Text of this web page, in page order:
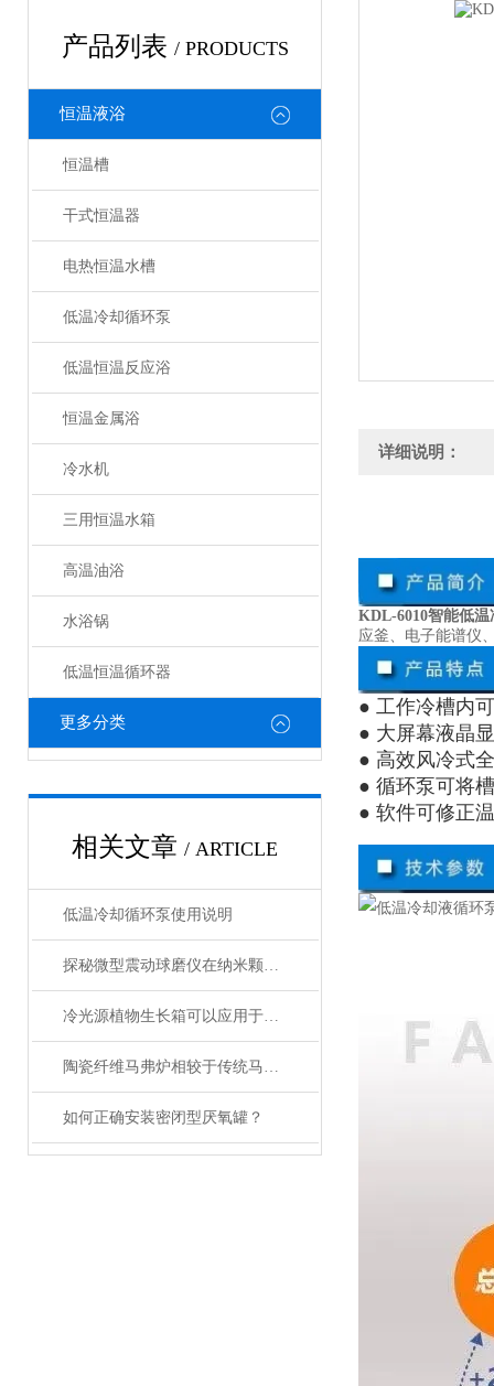
产品列表 / PRODUCTS
恒温液浴
恒温槽
干式恒温器
电热恒温水槽
低温冷却循环泵
低温恒温反应浴
恒温金属浴
冷水机
三用恒温水箱
高温油浴
水浴锅
低温恒温循环器
更多分类
相关文章 / ARTICLE
低温冷却循环泵使用说明
探秘微型震动球磨仪在纳米颗粒制备中的关键作用
冷光源植物生长箱可以应用于各种植物的生长
陶瓷纤维马弗炉相较于传统马弗炉有哪些提升？
如何正确安装密闭型厌氧罐？
详细说明：
KDL-6010智能低
应釜、电子能谱仪
● 工作冷槽内
● 大屏幕液晶
● 高效风冷式
● 循环泵可将
● 软件可修正